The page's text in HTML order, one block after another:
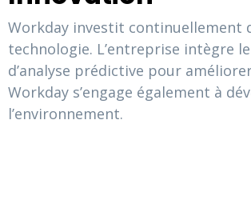
Workday investit continuellement
technologie. L’entreprise intègre
d’analyse prédictive pour
Workday s’engage également à
l’environnement.